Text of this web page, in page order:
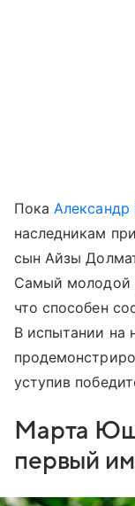
Пока
наследникам
сын Айзы
Самый молодой
что способен
В испытании на
уступив
Марта
первый